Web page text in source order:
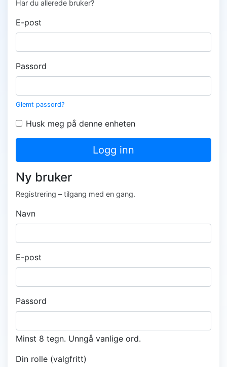
Har du allerede bruker?
E-post
Passord
Glemt passord?
Husk meg på denne enheten
Logg inn
Ny bruker
Registrering – tilgang med en gang.
Navn
E-post
Passord
Minst 8 tegn. Unngå vanlige ord.
Din rolle (valgfritt)